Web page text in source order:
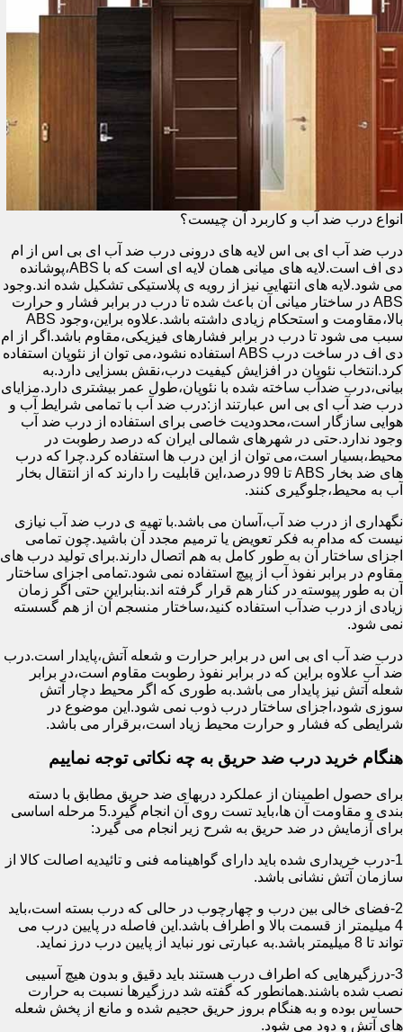
انواع درب ضد آب و کاربرد آن چیست؟
درب ضد آب ای بی اس لایه های درونی درب ضد آب ای بی اس از ام
دی اف است.لایه های میانی همان لایه ای است که با ABS،پوشانده
می شود.لایه های انتهایی نیز از رویه ی پلاستیکی تشکیل شده اند.وجود
ABS در ساختار میانی آن باعث شده تا درب در برابر فشار و حرارت
بالا،مقاومت و استحکام زیادی داشته باشد.علاوه براین،وجود ABS
سبب می شود تا درب در برابر فشارهای فیزیکی،مقاوم باشد.اگر از ام
دی اف در ساخت درب ABS استفاده نشود،می توان از نئوپان استفاده
کرد.انتخاب نئوپان در افزایش کیفیت درب،نقش بسزایی دارد.به
بیانی،درب ضدآب ساخته شده با نئوپان،طول عمر بیشتری دارد.مزایای
درب ضد آب ای بی اس عبارتند از:درب ضد آب با تمامی شرایط آب و
هوایی سازگار است،محدودیت خاصی برای استفاده از درب ضد آب
وجود ندارد.حتی در شهرهای شمالی ایران که درصد رطوبت در
محیط،بسیار است،می توان از این درب ها استفاده کرد.چرا که درب
های ضد بخار ABS تا 99 درصد،این قابلیت را دارند که از انتقال بخار
آب به محیط،جلوگیری کنند.
نگهداری از درب ضد آب،آسان می باشد.با تهیه ی درب ضد آب نیازی
نیست که مدام به فکر تعویض یا ترمیم مجدد آن باشید.چون تمامی
اجزای ساختار آن به طور کامل به هم اتصال دارند.برای تولید درب های
مقاوم در برابر نفوذ آب از پیچ استفاده نمی شود.تمامی اجزای ساختار
آن به طور پیوسته در کنار هم قرار گرفته اند.بنابراین حتی اگر زمان
زیادی از درب ضدآب استفاده کنید،ساختار منسجم آن از هم گسسته
نمی شود.
درب ضد آب ای بی اس در برابر حرارت و شعله آتش،پایدار است.درب
ضد آب علاوه براین که در برابر نفوذ رطوبت مقاوم است،در برابر
شعله آتش نیز پایدار می باشد.به طوری که اگر محیط دچار آتش
سوزی شود،اجزای ساختار درب ذوب نمی شود.این موضوع در
شرایطی که فشار و حرارت محیط زیاد است،برقرار می باشد.
هنگام خرید درب ضد حریق به چه نکاتی توجه نماییم
برای حصول اطمینان از عملکرد دربهای ضد حریق مطابق با دسته
بندی و مقاومت آن ها،باید تست روی آن انجام گیرد.5 مرحله اساسی
برای آزمایش در ضد حریق به شرح زیر انجام می گیرد:
1-درب خریداری شده باید دارای گواهینامه فنی و تائیدیه اصالت کالا از
سازمان آتش نشانی باشد.
2-فضای خالی بین درب و چهارچوب در حالی که درب بسته است،باید
4 میلیمتر از قسمت بالا و اطراف باشد.این فاصله در پایین درب می
تواند تا 8 میلیمتر باشد.به عبارتی نور نباید از پایین درب درز نماید.
3-درزگیرهایی که اطراف درب هستند باید دقیق و بدون هیچ آسیبی
نصب شده باشند.همانطور که گفته شد درزگیرها نسبت به حرارت
حساس بوده و به هنگام بروز حریق حجیم شده و مانع از پخش شعله
های آتش و دود می شود.